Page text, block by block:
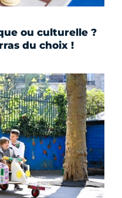
ou culturelle ?
du choix !